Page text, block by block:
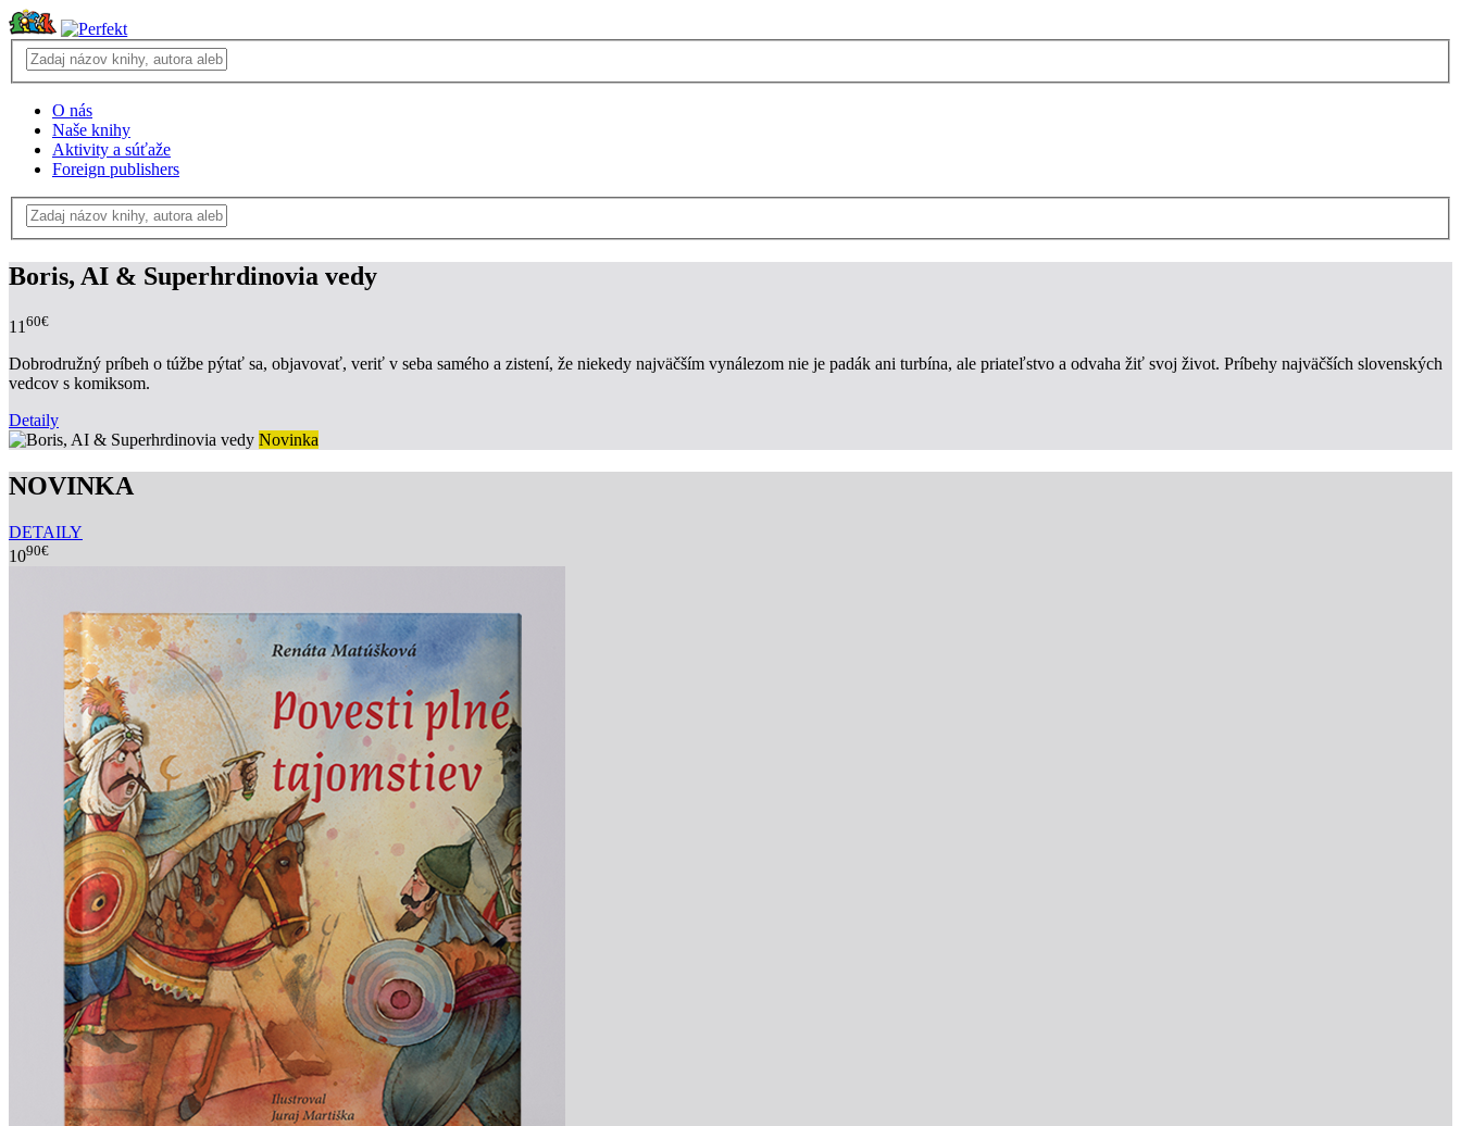
O nás
Naše knihy
Aktivity a súťaže
Foreign publishers
Boris, AI & Superhrdinovia vedy
11 60€
Dobrodružný príbeh o túžbe pýtať sa, objavovať, veriť v seba samého a zistení, že niekedy najväčším vynálezom nie je padák ani turbína, ale priateľstvo a odvaha žiť svoj život. Príbehy najväčších slovenských
vedcov s komiksom.
Detaily
Novinka
NOVINKA
DETAILY
1090€